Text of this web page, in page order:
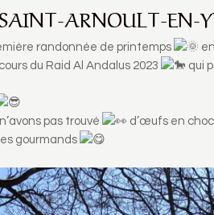
ARNOULT-EN-
randonnée de printemps
du Raid Al Andalus 2023
qui
pas trouvé
d’œufs en
gourmands